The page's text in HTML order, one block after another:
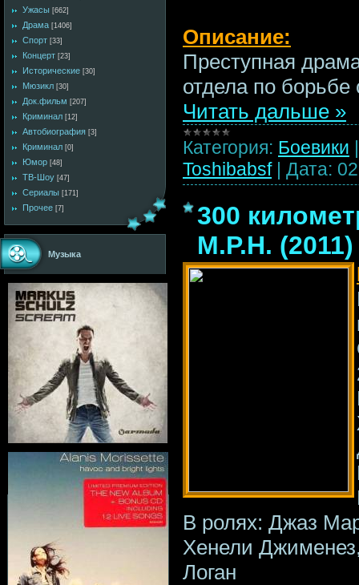
Ужасы [662]
Драма [1406]
Спорт [33]
Концерт [23]
Исторические [30]
Мюзикл [30]
Док.фильм [207]
Криминал [12]
Автобиография [3]
Криминал [0]
Юмор [48]
ТВ-Шоу [47]
Сериалы [171]
Прочее [7]
Музыка
Описание:
Преступная
отдела по борьбе
Читать дальше »
Категория: Боевики
Toshibabsf | Дата:
300
M.P.H.
В ролях: Джаз
Хенели
Логан